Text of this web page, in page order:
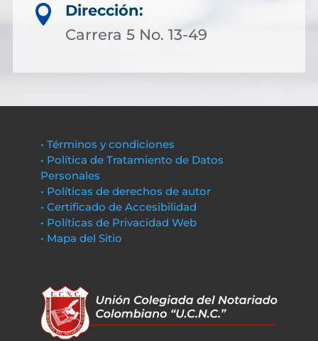

Dirección:
Carrera 5 No. 13-49
• Términos y condiciones
• Política de Tratamiento de Datos
Personales
• Políticas de derechos de autor
• Certificado de Accesibilidad
• Políticas de Privacidad Web
• Mapa del Sitio